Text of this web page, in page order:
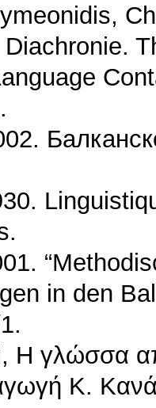
in den
Η γλώσσα
Κ.